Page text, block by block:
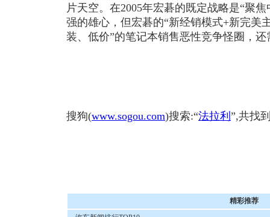
片天空。在2005年宏碁的既定战略是“聚
强的雄心，但宏碁的“新经销模式+新完美
装、低价”的笔记本销售恶性竞争怪圈，
搜狗(www.sogou.com)搜索:“法拉利 ”,共找
精彩推荐